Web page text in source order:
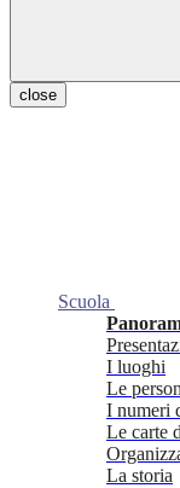
close
Scuola
I luoghi
Le
I numeri
Le carte
La storia